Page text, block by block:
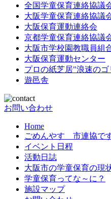
全国学童保育連絡協議
大阪学童保育連絡協議
大阪保育運動連絡会
京都学童保育連絡協議
大阪市学校園教職員組
大阪保育運動センター
プロの紙芝居"浪速のゴ
遊邑舎
お問い合わせ
Home
ごめんやす 市連協で
イベント日程
活動日誌
大阪市の学童保育の現
学童保育ってな～に？
施設マップ